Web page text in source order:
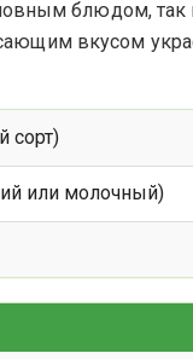
блюдом, так
вкусом
сорт)
или молочный)